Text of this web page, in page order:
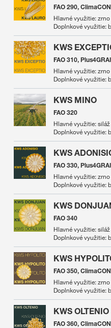
FAO 290,
Hlavné využitie: zrno
Doplnkové využitie:
KWS
FAO 310,
Hlavné využitie: zrno
Doplnkové využitie:
KWS MINO
FAO 320
Hlavné využitie: siláž
Doplnkové využitie:
KWS
FAO 330,
Hlavné využitie: zrno
Doplnkové využitie:
KWS
FAO 340
Hlavné využitie: siláž
Doplnkové využitie:
KWS
FAO 350,
Hlavné využitie: zrno
Doplnkové využitie:
KWS OLTENIO
FAO 360,